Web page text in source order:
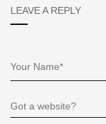
LEAVE A REPLY